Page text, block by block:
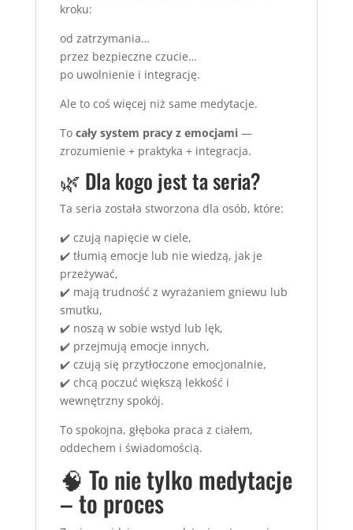
kroku:
od zatrzymania…
przez bezpieczne czucie…
po uwolnienie i integrację.
Ale to coś więcej niż same medytacje.
To cały system pracy z emocjami—
zrozumienie + praktyka + integracja.
🌿 Dla kogo jest ta seria?
Ta seria została stworzona dla osób, które:
✔️ czują napięcie w ciele,
✔️ tłumią emocje lub nie wiedzą, jak je
przeżywać,
✔️ mają trudność z wyrażaniem gniewu lub
smutku,
✔️ noszą w sobie wstyd lub lęk,
✔️ przejmują emocje innych,
✔️ czują się przytłoczone emocjonalnie,
✔️ chcą poczuć większą lekkość i
wewnętrzny spokój.
To spokojna, głęboka praca z ciałem,
oddechem i świadomością.
🧠 To nie tylko medytacje
– to proces